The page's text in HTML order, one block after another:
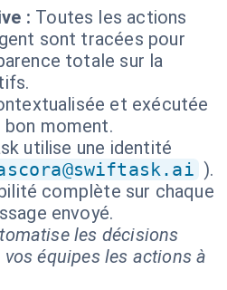
: Toutes les actions
sont tracées pour
totale sur la
et exécutée
moment.
utilise une identité
).
complète sur chaque
envoyé.
les décisions
équipes les actions à